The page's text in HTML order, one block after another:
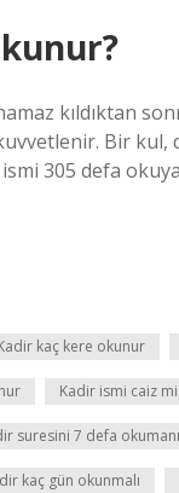
kıldıktan
Bir
305 defa
kaç kere okunur
Kadir ismi caiz mi
suresini 7 defa
kaç gün okunmalı